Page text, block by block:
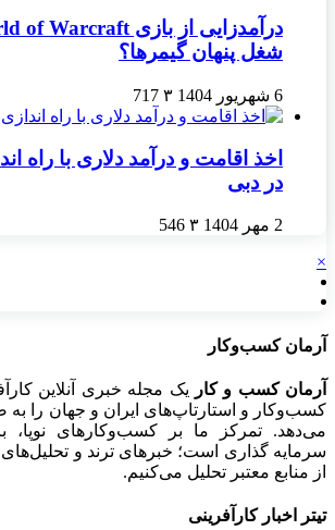
شغل پنهان گیمرها؟
6 شهریور 1404 ۳ 717
اخذ اقامت و درآمد دلاری با راه
در دبی
2 مهر 1404 ۳ 546
×
آرمان کسب‌وکار
آرمان کسب و کار
یک مجله خبری آنلاین
کسب‌وکار و استارتاپ‌های ایران و جهان را
می‌دهد. تمرکز ما بر کسب‌وکارهای نوپا،
سرمایه گذاری است؛ خبرهای ترند و تحلیل‌های
از منابع معتبر تحلیل می‌کنیم.
تیتر اخبار کارآفرینی